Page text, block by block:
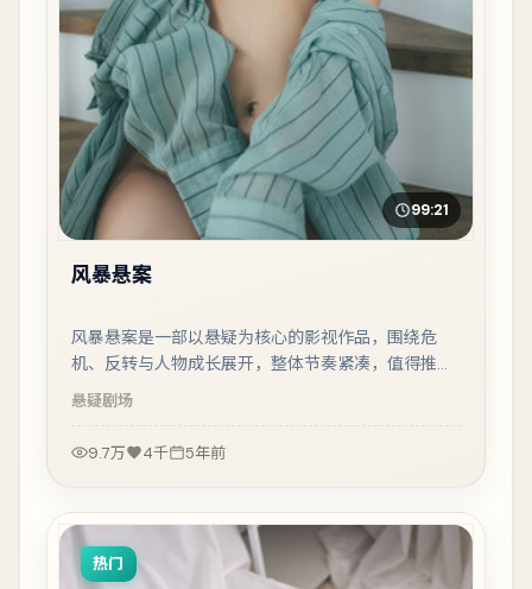
99:21
风暴悬案
风暴悬案是一部以悬疑为核心的影视作品，围绕危
机、反转与人物成长展开，整体节奏紧凑，值得推荐
观看。
悬疑剧场
9.7万 4千 5年前
热门